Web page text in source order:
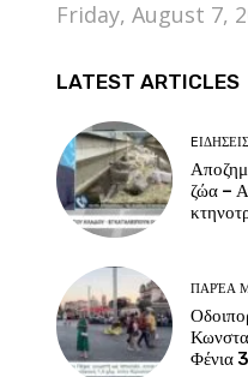
Friday, August 7,
LATEST ARTICLES
EΙΔΗΣΕΙΣ
ζώα –
ΠΑΡΈΑ
Φένια